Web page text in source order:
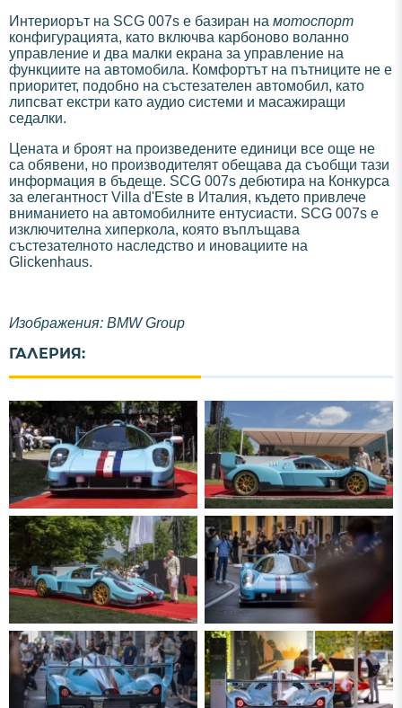
Интериорът на SCG 007s е базиран на мотоспорт
конфигурацията, като включва карбоново воланно
управление и два малки екрана за управление на
функциите на автомобила. Комфортът на пътниците не е
приоритет, подобно на състезателен автомобил, като
липсват екстри като аудио системи и масажиращи
седалки.
Цената и броят на произведените единици все още не
са обявени, но производителят обещава да съобщи тази
информация в бъдеще. SCG 007s дебютира на Конкурса
за елегантност Villa d'Este в Италия, където привлече
вниманието на автомобилните ентусиасти. SCG 007s е
изключителна хиперкола, която въплъщава
състезателното наследство и иновациите на
Glickenhaus.
Изображения: BMW Group
ГАЛЕРИЯ: